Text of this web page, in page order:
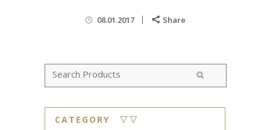
08.01.2017 Share
CATEGORY ▽▽